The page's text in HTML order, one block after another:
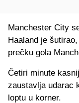
Manchester City
Haaland je
prečku gola
Četiri minute
zaustavlja udarac
loptu u korner.